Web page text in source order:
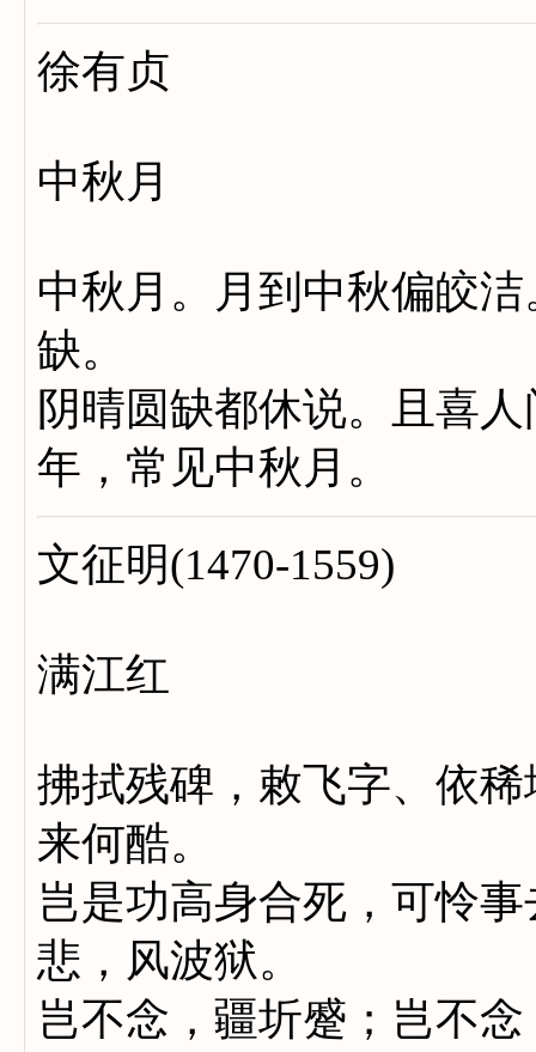
徐有贞
中秋月
中秋月。月到中秋偏皎
缺。
阴晴圆缺都休说。且喜
年，常见中秋月。
文征明(1470-1559)
满江红
拂拭残碑，敕飞字、依
来何酷。
岂是功高身合死，可怜
悲，风波狱。
岂不念，疆圻蹙；岂不